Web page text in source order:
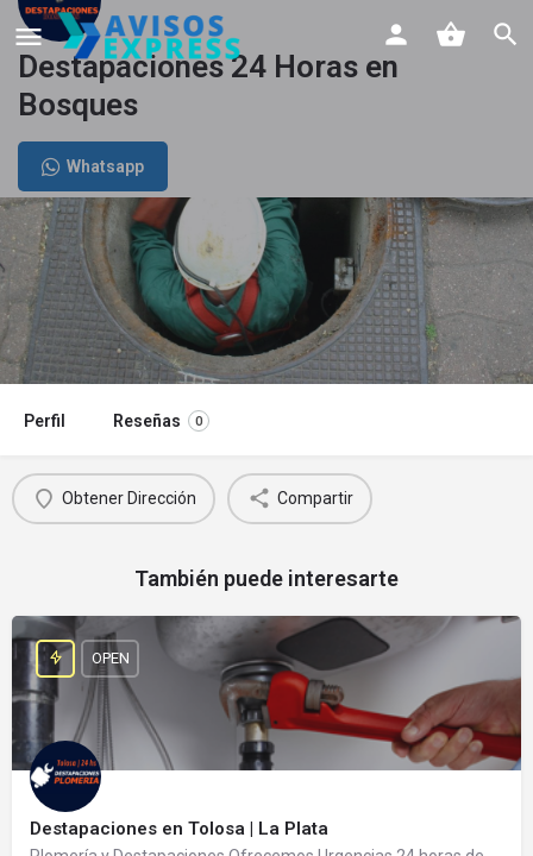
Destapaciones 24 Horas en
Bosques
Whatsapp
Perfil Reseñas 0
Obtener Dirección Compartir
También puede interesarte
Destapaciones en Tolosa | La Plata
OPEN